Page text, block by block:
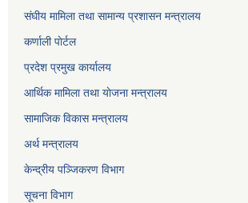
संघीय मामिला तथा सामान्य प्रशासन मन्त्रालय
कर्णाली पाेर्टल
प्रदेश प्रमुख कार्यालय
आर्थिक मामिला तथा याेजना मन्त्रालय
सामाजिक विकास मन्त्रालय
अर्थ मन्त्रालय
केन्द्रीय पञ्जिकरण विभाग
सूचना विभाग